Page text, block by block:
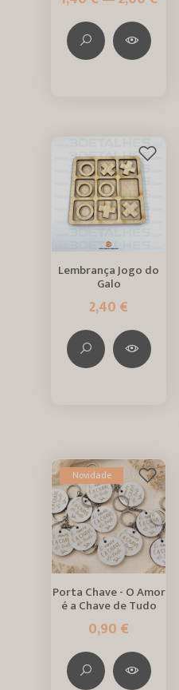
Lembrança Jogo do
Galo
2,40 €
Novidade
Porta Chave - O Amor
é a Chave de Tudo
0,90 €